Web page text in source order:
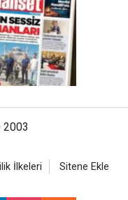
2003
İlkeleri Sitene Ekle